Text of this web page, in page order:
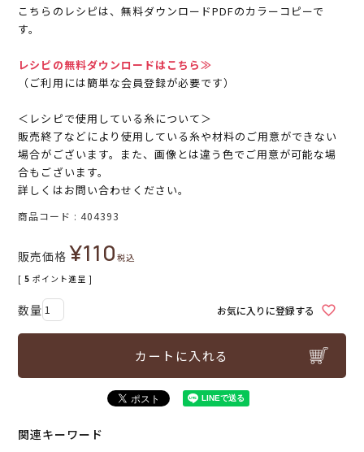
こちらのレシピは、無料ダウンロードPDFのカラーコピーで
す。
レシピの無料ダウンロードはこちら≫
（ご利用には簡単な会員登録が必要です）
＜レシピで使用している糸について＞
販売終了などにより使用している糸や材料のご用意ができない
場合がございます。また、画像とは違う色でご用意が可能な場
合もございます。
詳しくはお問い合わせください。
商品コード 404393
販売価格 ¥110税込
[ 5 ポイント進呈 ]
お気に入りに登録する
カートに入れる
関連キーワード